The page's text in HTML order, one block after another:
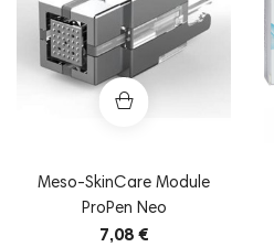
Meso-SkinCare Module
ProPen Neo
7,08 €